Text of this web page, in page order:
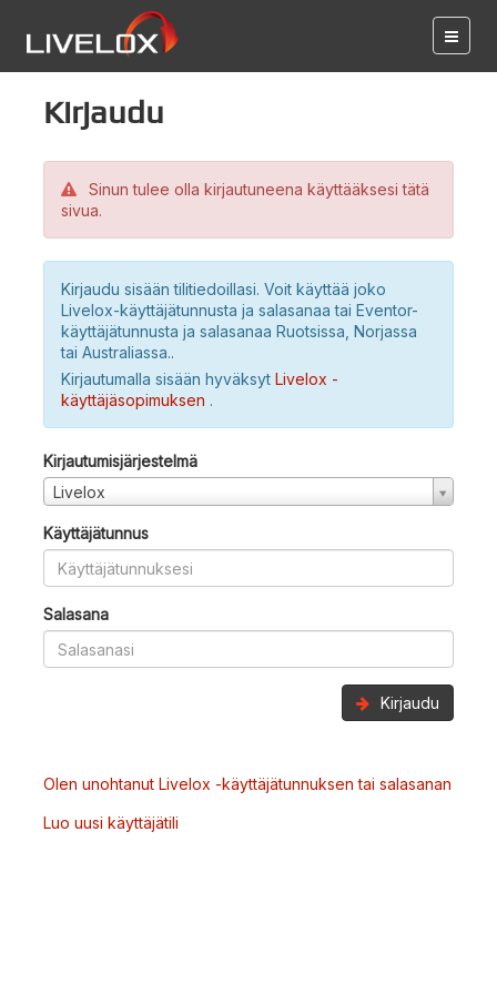
Kirjaudu
Sinun tulee olla kirjautuneena käyttääksesi tätä
sivua.
Kirjaudu sisään tilitiedoillasi. Voit käyttää joko
Livelox-käyttäjätunnusta ja salasanaa tai Eventor-
käyttäjätunnusta ja salasanaa Ruotsissa, Norjassa
tai Australiassa..
Kirjautumalla sisään hyväksyt Livelox -
käyttäjäsopimuksen .
Kirjautumisjärjestelmä
Livelox
Käyttäjätunnus
Salasana
Kirjaudu
Olen unohtanut Livelox -käyttäjätunnuksen tai salasanan
Luo uusi käyttäjätili